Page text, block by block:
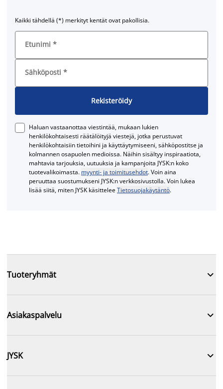
Kaikki tähdellä (*) merkityt kentät ovat pakollisia.
Etunimi *
Sähköposti *
Rekisteröidy
Haluan vastaanottaa viestintää, mukaan lukien
henkilökohtaisesti räätälöityjä viestejä, jotka perustuvat
henkilökohtaisiin tietoihini ja käyttäytymiseeni, sähköpostitse ja
kolmannen osapuolen medioissa. Näihin sisältyy inspiraatiota,
mahtavia tarjouksia, uutuuksia ja kampanjoita JYSK:n koko
tuotevalikoimasta. myynti- ja toimitusehdot. Voin aina
peruuttaa suostumukseni JYSK:n verkkosivustolla. Voin lukea
lisää siitä, miten JYSK käsitteleeTietosuojakäytäntö.
Tuoteryhmät 
Asiakaspalvelu 
JYSK 